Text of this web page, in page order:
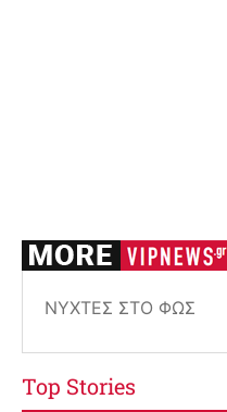
ΝΎΧΤΕΣ ΣΤΟ ΦΩΣ
Top Stories